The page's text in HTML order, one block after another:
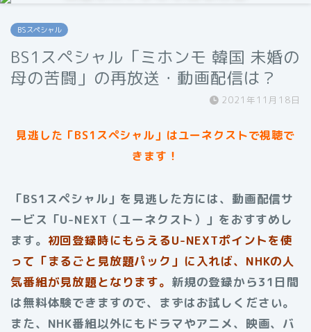
BSスペシャル
BS1スペシャル「ミホンモ 韓国 未婚の
母の苦闘」の再放送・動画配信は？
2021年11月18日
見逃した「BS1スペシャル」はユーネクストで視聴で
きます！
「BS1スペシャル」を見逃した方には、動画配信サ
ービス「U-NEXT（ユーネクスト）」をおすすめし
ます。 初回登録時にもらえるU-NEXTポイントを使
って「まるごと見放題パック」に入れば、NHKの人
気番組が見放題となります。 新規の登録から31日間
は無料体験できますので、まずはお試しください。
また、NHK番組以外にもドラマやアニメ、映画、バ